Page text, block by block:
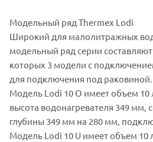
Модельный ряд Thermex Lodi
Широкий для малолитражных
модельный ряд серии
которых 3 модели с
для подключения под раковиной.
Модель Lodi 10 O имеет объем 10
высота водонагревателя 349
глубины 349 мм на 280 мм,
Модель Lodi 10 U имеет объем 10